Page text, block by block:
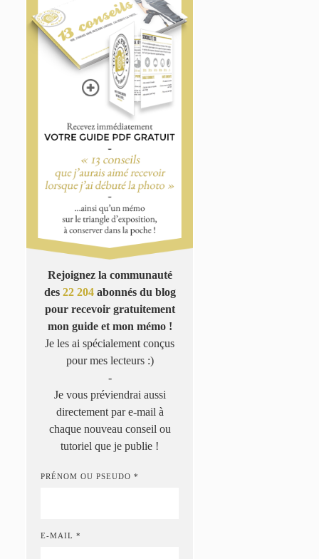
Rejoignez la communauté
des 22 204abonnés du blog
pour recevoir gratuitement
mon guide et mon mémo !
Je les ai spécialement conçus
pour mes lecteurs :)
-
Je vous préviendrai aussi
directement par e-mail à
chaque nouveau conseil ou
tutoriel que je publie !
PRÉNOM OU PSEUDO *
E-MAIL *